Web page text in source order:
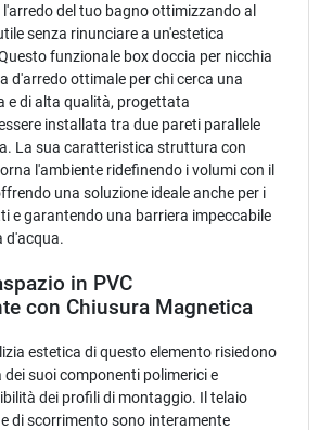
del tuo bagno ottimizzando al
senza rinunciare a un'estetica
funzionale box doccia per nicchia
d'arredo ottimale per chi cerca una
e di alta qualità, progettata
installata tra due pareti parallele
La sua caratteristica struttura con
l'ambiente ridefinendo i volumi con il
una soluzione ideale anche per i
e garantendo una barriera impeccabile
d'acqua.
in PVC
con Chiusura Magnetica
estetica di questo elemento risiedono
suoi componenti polimerici e
dei profili di montaggio. Il telaio
di scorrimento sono interamente